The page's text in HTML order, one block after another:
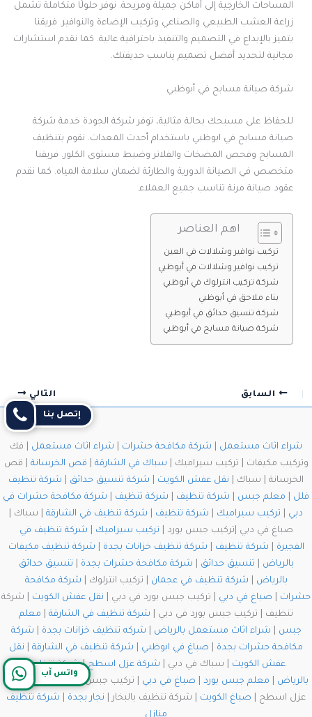
المساحات الخارجية إلى أماكن جميلة ومريحة. نوفر حلولًا متكاملة تشمل
زراعة العشب الطبيعي والصناعي وتركيب الإضاءة والنوافير. فريقنا
يتميز بالإبداع في التصميم والتنفيذ باحترافية عالية. كما نقدم استشارات
مجانية لتحديد أفضل تصميم يناسب حديقتك.
شركة صيانة مسابح في أبوظبي
للحفاظ على مسبحك بحالة مثالية، توفر شركة الجودة خدمة شركة
صيانة مسابح في ابوظبي باستخدام أحدث المعدات. نقوم بتنظيف
المسابح وفحص المضخات والفلاتر وضبط مستوى الكلور. فريقنا
متخصص في الصيانة الدورية والطارئة لضمان سلامة المياه. كما نقدم
عقود صيانة مرنة تناسب جميع العملاء.
اهم العناصر
تركيب نوافير وشلالات في العين
تركيب نوافير وشلالات في أبوظبي
شركة تركيب انترلوك في أبوظبي
بناء ملاحق في أبوظبي
شركة تنسيق حدائق في أبوظبي
شركة صيانة مسابح في أبوظبي
السابق التالي
شراء اثاث مستعمل شركة مكافحة حشرات شراء اثاث مستعمل | فك
وتركيب مكيفات | تركيب سيراميك | سباك في الشارقة قص الخرسانة | قص
الخرسانة | سباك | نقل عفش الكويت شركة تنسيق حدائق
شركة تنظيف
فلل
معلم جبس شركة تنظيف شركة تنظيف
شركة مكافحة حشرات في
دبي
تركيب سيراميك شركة تنظيف شركة تنظيف في الشارقة | سباك |
صباغ في دبي |تركيب جبس بورد | تركيب سيراميك
شركة تنظيف في
الفجيرة
شركة تنظيف شركة تنظيف خزانات بجدة
شركة تنظيف مكيفات
بالرياض
تنسيق حدائق شركة مكافحة حشرات بجدة
تنسيق حدائق
بالرياض
شركة تنظيف في عجمان | تركيب انترلوك | شركة مكافحة
حشرات
صباغ في دبي | تركيب جبس بورد في دبي | نقل عفش الكويت | شركة
تنظيف | تركيب جبس بورد في دبي | شركة تنظيف في الشارقة
معلم
جبس
شراء اثاث مستعمل بالرياض شركه تنظيف خزانات بجدة
شركة
مكافحة حشرات بجدة
صباغ في ابوظبي شركة تنظيف في الشارقة
نقل
عفش الكويت | سباك في دبي | شركة عزل اسطح|شركة تنظيف
بالرياض
معلم جبس بورد صباغ في دبي
| تركيب جبس بورد في دبي | شركة
عزل اسطح | صباغ الكويت | شركة تنظيف بالبخار | نجار بجدة
شركة تنظيف
منازل
واتس آب
إتصل بنا